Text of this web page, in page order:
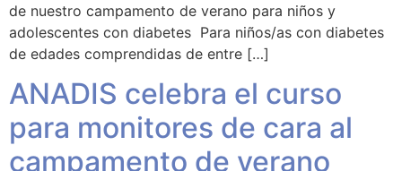
de nuestro campamento de verano para niños y
adolescentes con diabetes Para niños/as con diabetes
de edades comprendidas de entre […]
ANADIS celebra el curso
para monitores de cara al
campamento de verano